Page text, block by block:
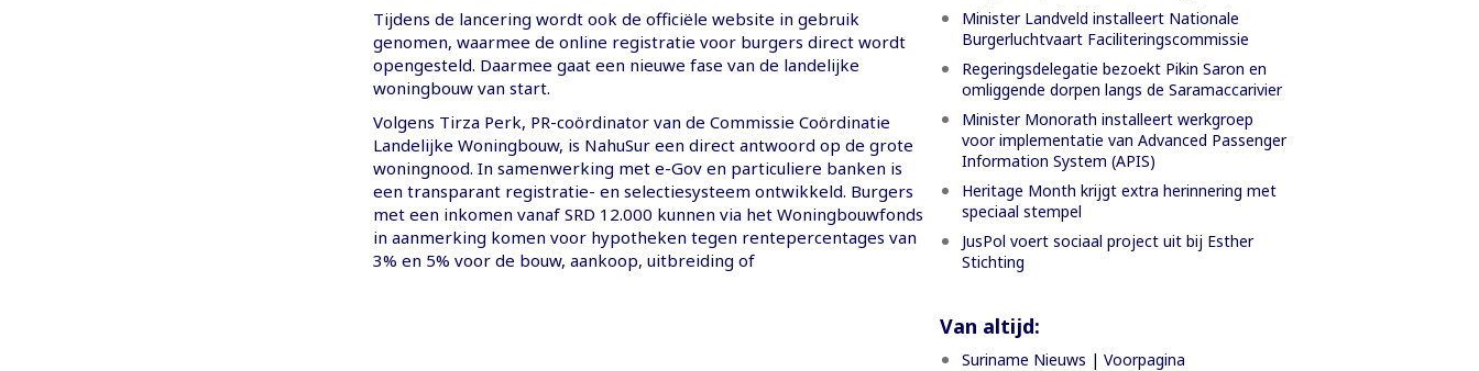
Tijdens de lancering wordt ook de officiële website in gebruik
genomen, waarmee de online registratie voor burgers direct wordt
opengesteld. Daarmee gaat een nieuwe fase van de landelijke
woningbouw van start.
Volgens Tirza Perk, PR-coördinator van de Commissie Coördinatie
Landelijke Woningbouw, is NahuSur een direct antwoord op de grote
woningnood. In samenwerking met e-Gov en particuliere banken is
een transparant registratie- en selectiesysteem ontwikkeld. Burgers
met een inkomen vanaf SRD 12.000 kunnen via het Woningbouwfonds
in aanmerking komen voor hypotheken tegen rentepercentages van
3% en 5% voor de bouw, aankoop, uitbreiding of
Minister Landveld installeert Nationale
Burgerluchtvaart Faciliteringscommissie
Regeringsdelegatie bezoekt Pikin Saron en
omliggende dorpen langs de Saramaccarivier
Minister Monorath installeert werkgroep
voor implementatie van Advanced Passenger
Information System (APIS)
Heritage Month krijgt extra herinnering met
speciaal stempel
JusPol voert sociaal project uit bij Esther
Stichting
Van altijd:
Suriname Nieuws | Voorpagina